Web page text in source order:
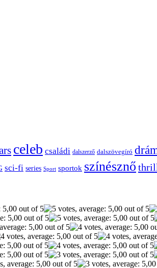
celeb családi dalszerző dalszövegíró
sci-fi series Sport sportok színésznő